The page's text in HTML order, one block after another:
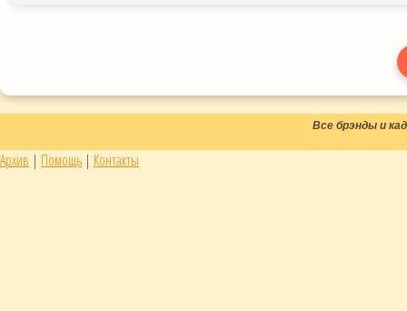
Все брэнды и
Архив | Помощь | Контакты